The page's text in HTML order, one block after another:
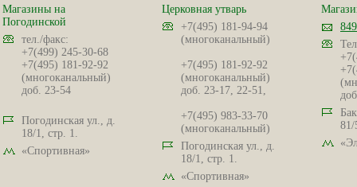
Магазины на
Погодинской
тел./факс:
+7(499) 245-30-68
+7(495) 181-92-92
(многоканальный)
доб. 23-54
Погодинская ул., д.
18/1, стр. 1.
«Спортивная»
Церковная утварь
+7(495) 181-94-94
(многоканальный)
+7(495) 181-92-92
(многоканальный)
доб. 23-17, 22-51,
+7(495) 983-33-70
(многоканальный)
Погодинская ул., д.
18/1, стр. 1.
«Спортивная»
81/